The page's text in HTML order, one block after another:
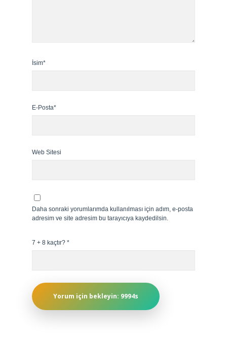
İsim*
E-Posta*
Web Sitesi
Daha sonraki yorumlarımda kullanılması için adım, e-posta
adresim ve site adresim bu tarayıcıya kaydedilsin.
7 + 8 kaçtır? *